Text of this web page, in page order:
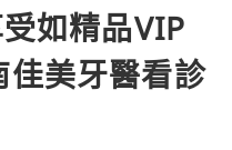
如精品VIP
佳美牙醫看診